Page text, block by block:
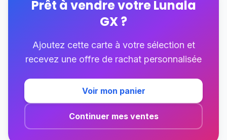
Prêt à vendre votreLunala
GX?
Ajoutez cette carte à votre sélection et
recevez une offre de rachat personnalisée
Voir mon panier
Continuer mes ventes